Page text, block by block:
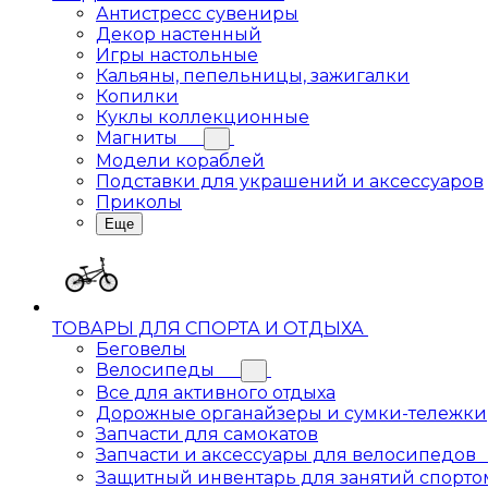
Антистресс сувениры
Декор настенный
Игры настольные
Кальяны, пепельницы, зажигалки
Копилки
Куклы коллекционные
Магниты
Модели кораблей
Подставки для украшений и аксессуаров
Приколы
Еще
ТОВАРЫ ДЛЯ СПОРТА И ОТДЫХА
Беговелы
Велосипеды
Все для активного отдыха
Дорожные органайзеры и сумки-тележки
Запчасти для самокатов
Запчасти и аксессуары для велосипедов
Защитный инвентарь для занятий